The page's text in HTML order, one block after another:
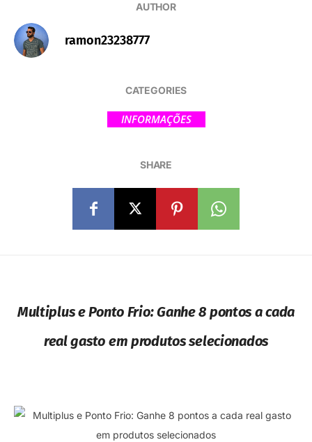
AUTHOR
ramon23238777
CATEGORIES
INFORMAÇÕES
SHARE
Multiplus e Ponto Frio: Ganhe 8 pontos a cada
real gasto em produtos selecionados